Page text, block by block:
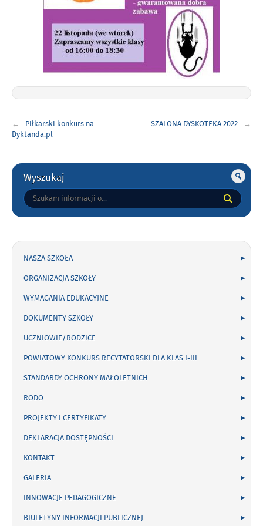
wpisuPiłkarski konkurs na
Dyktanda.pl
SZALONA DYSKOTEKA 2022
Gorne
Wyszukaj
Tutaj
wpisz
NASZA SZKOŁA
ORGANIZACJA SZKOŁY
WYMAGANIA EDUKACYJNE
DOKUMENTY SZKOŁY
UCZNIOWIE/RODZICE
POWIATOWY KONKURS RECYTATORSKI DLA KLAS I-III
STANDARDY OCHRONY MAŁOLETNICH
RODO
PROJEKTY I CERTYFIKATY
DEKLARACJA DOSTĘPNOŚCI
KONTAKT
GALERIA
INNOWACJE PEDAGOGICZNE
BIULETYNY INFORMACJI PUBLICZNEJ